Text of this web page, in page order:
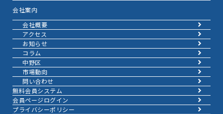
会社案内
会社概要
アクセス
お知らせ
コラム
中野区
市場動向
問い合わせ
無料会員システム
会員ページログイン
プライバシーポリシー